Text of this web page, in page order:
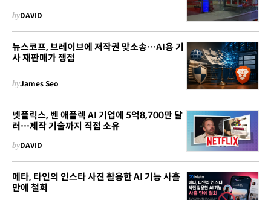
byDAVID
뉴스코프, 브레이브에 저작권 맞소송…AI용 기
사 재판매가 쟁점
byJames Seo
넷플릭스, 벤 애플렉 AI 기업에 5억8,700만 달
러…제작 기술까지 직접 소유
byDAVID
메타, 타인의 인스타 사진 활용한 AI 기능 사흘
만에 철회